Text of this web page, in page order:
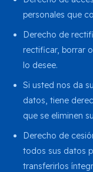
personales que
Derecho de
rectificar, borrar
lo desee.
Si usted nos da
datos, tiene
que se eliminen
Derecho de
todos sus datos
transferirlos